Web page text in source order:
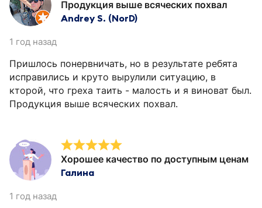
Продукция выше всяческих похвал
Andrey S. (NorD)
1 год назад
Пришлось понервничать, но в результате ребята
исправились и круто вырулили ситуацию, в
кторой, что греха таить - малость и я виноват был.
Продукция выше всяческих похвал.
Хорошее качество по доступным ценам
Галина
1 год назад